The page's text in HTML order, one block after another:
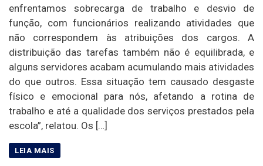
enfrentamos sobrecarga de trabalho e desvio de
função, com funcionários realizando atividades que
não correspondem às atribuições dos cargos. A
distribuição das tarefas também não é equilibrada, e
alguns servidores acabam acumulando mais atividades
do que outros. Essa situação tem causado desgaste
físico e emocional para nós, afetando a rotina de
trabalho e até a qualidade dos serviços prestados pela
escola”, relatou. Os […]